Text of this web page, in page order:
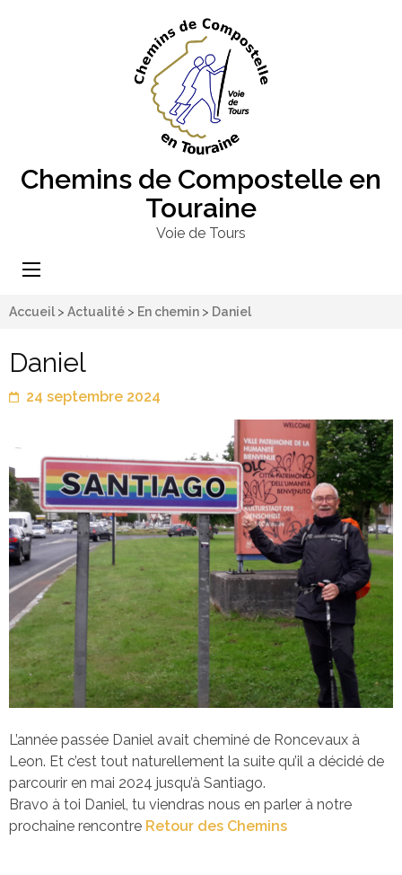
Chemins de Compostelle en
Touraine
Voie de Tours
Accueil > Actualité > En chemin > Daniel
Daniel
24 septembre 2024
L’année passée Daniel avait cheminé de Roncevaux à
Leon. Et c’est tout naturellement la suite qu’il a décidé de
parcourir en mai 2024 jusqu’à Santiago.
Bravo à toi Daniel, tu viendras nous en parler à notre
prochaine rencontre Retour des Chemins